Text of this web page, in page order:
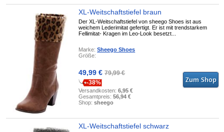
XL-Weitschaftstiefel braun
Der XL-Weitschaftstiefel von sheego Shoes ist aus
weichem Lederimitat gefertigt. Er ist mit trendstarkem
Fellimitat- Kragen im Leo-Look besetzt...
Marke:Sheego Shoes
Größe:
49,99 €79,99 €
-38%
Versandkosten:6,95 €
Gesamtpreis:56,94 €
Shop:sheego
XL-Weitschaftstiefel schwarz